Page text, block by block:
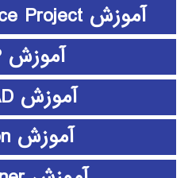
آموزش Microsoft Office Project
آموزش PHP
آموزش PSCAD
آموزش python